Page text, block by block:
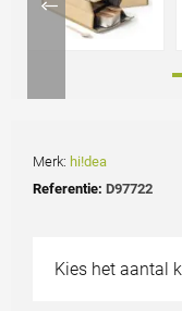
Merk: hi!dea
Referentie: D97722
Kies het aantal